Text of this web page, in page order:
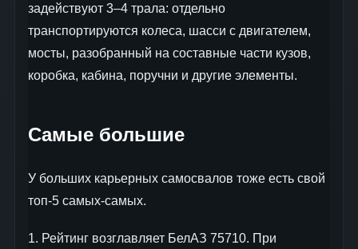
задействуют 3–4 трала: отдельно
транспортируются колеса, шасси с двигателем,
мосты, разобранный на составные части кузов,
коробка, кабина, поручни и другие элементы.
Самые большие
У больших карьерных самосвалов тоже есть свой
топ-5 самых-самых.
1. Рейтинг возглавляет БелАЗ 75710. При